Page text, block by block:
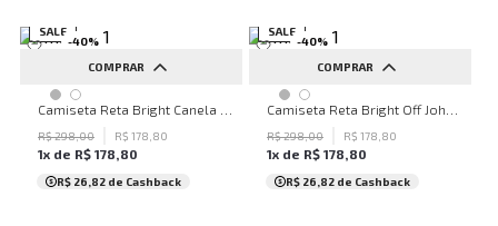
SALE
-40%
COMPRAR
PP P M
R$298,00 R$ 178 80
1x de R$ 178,80
R$ 26,82 de Cashback
SALE
-40%
COMPRAR
PP
R$298,00 R$ 178 80
1x de R$ 178,80
R$ 26,82 de Cashback